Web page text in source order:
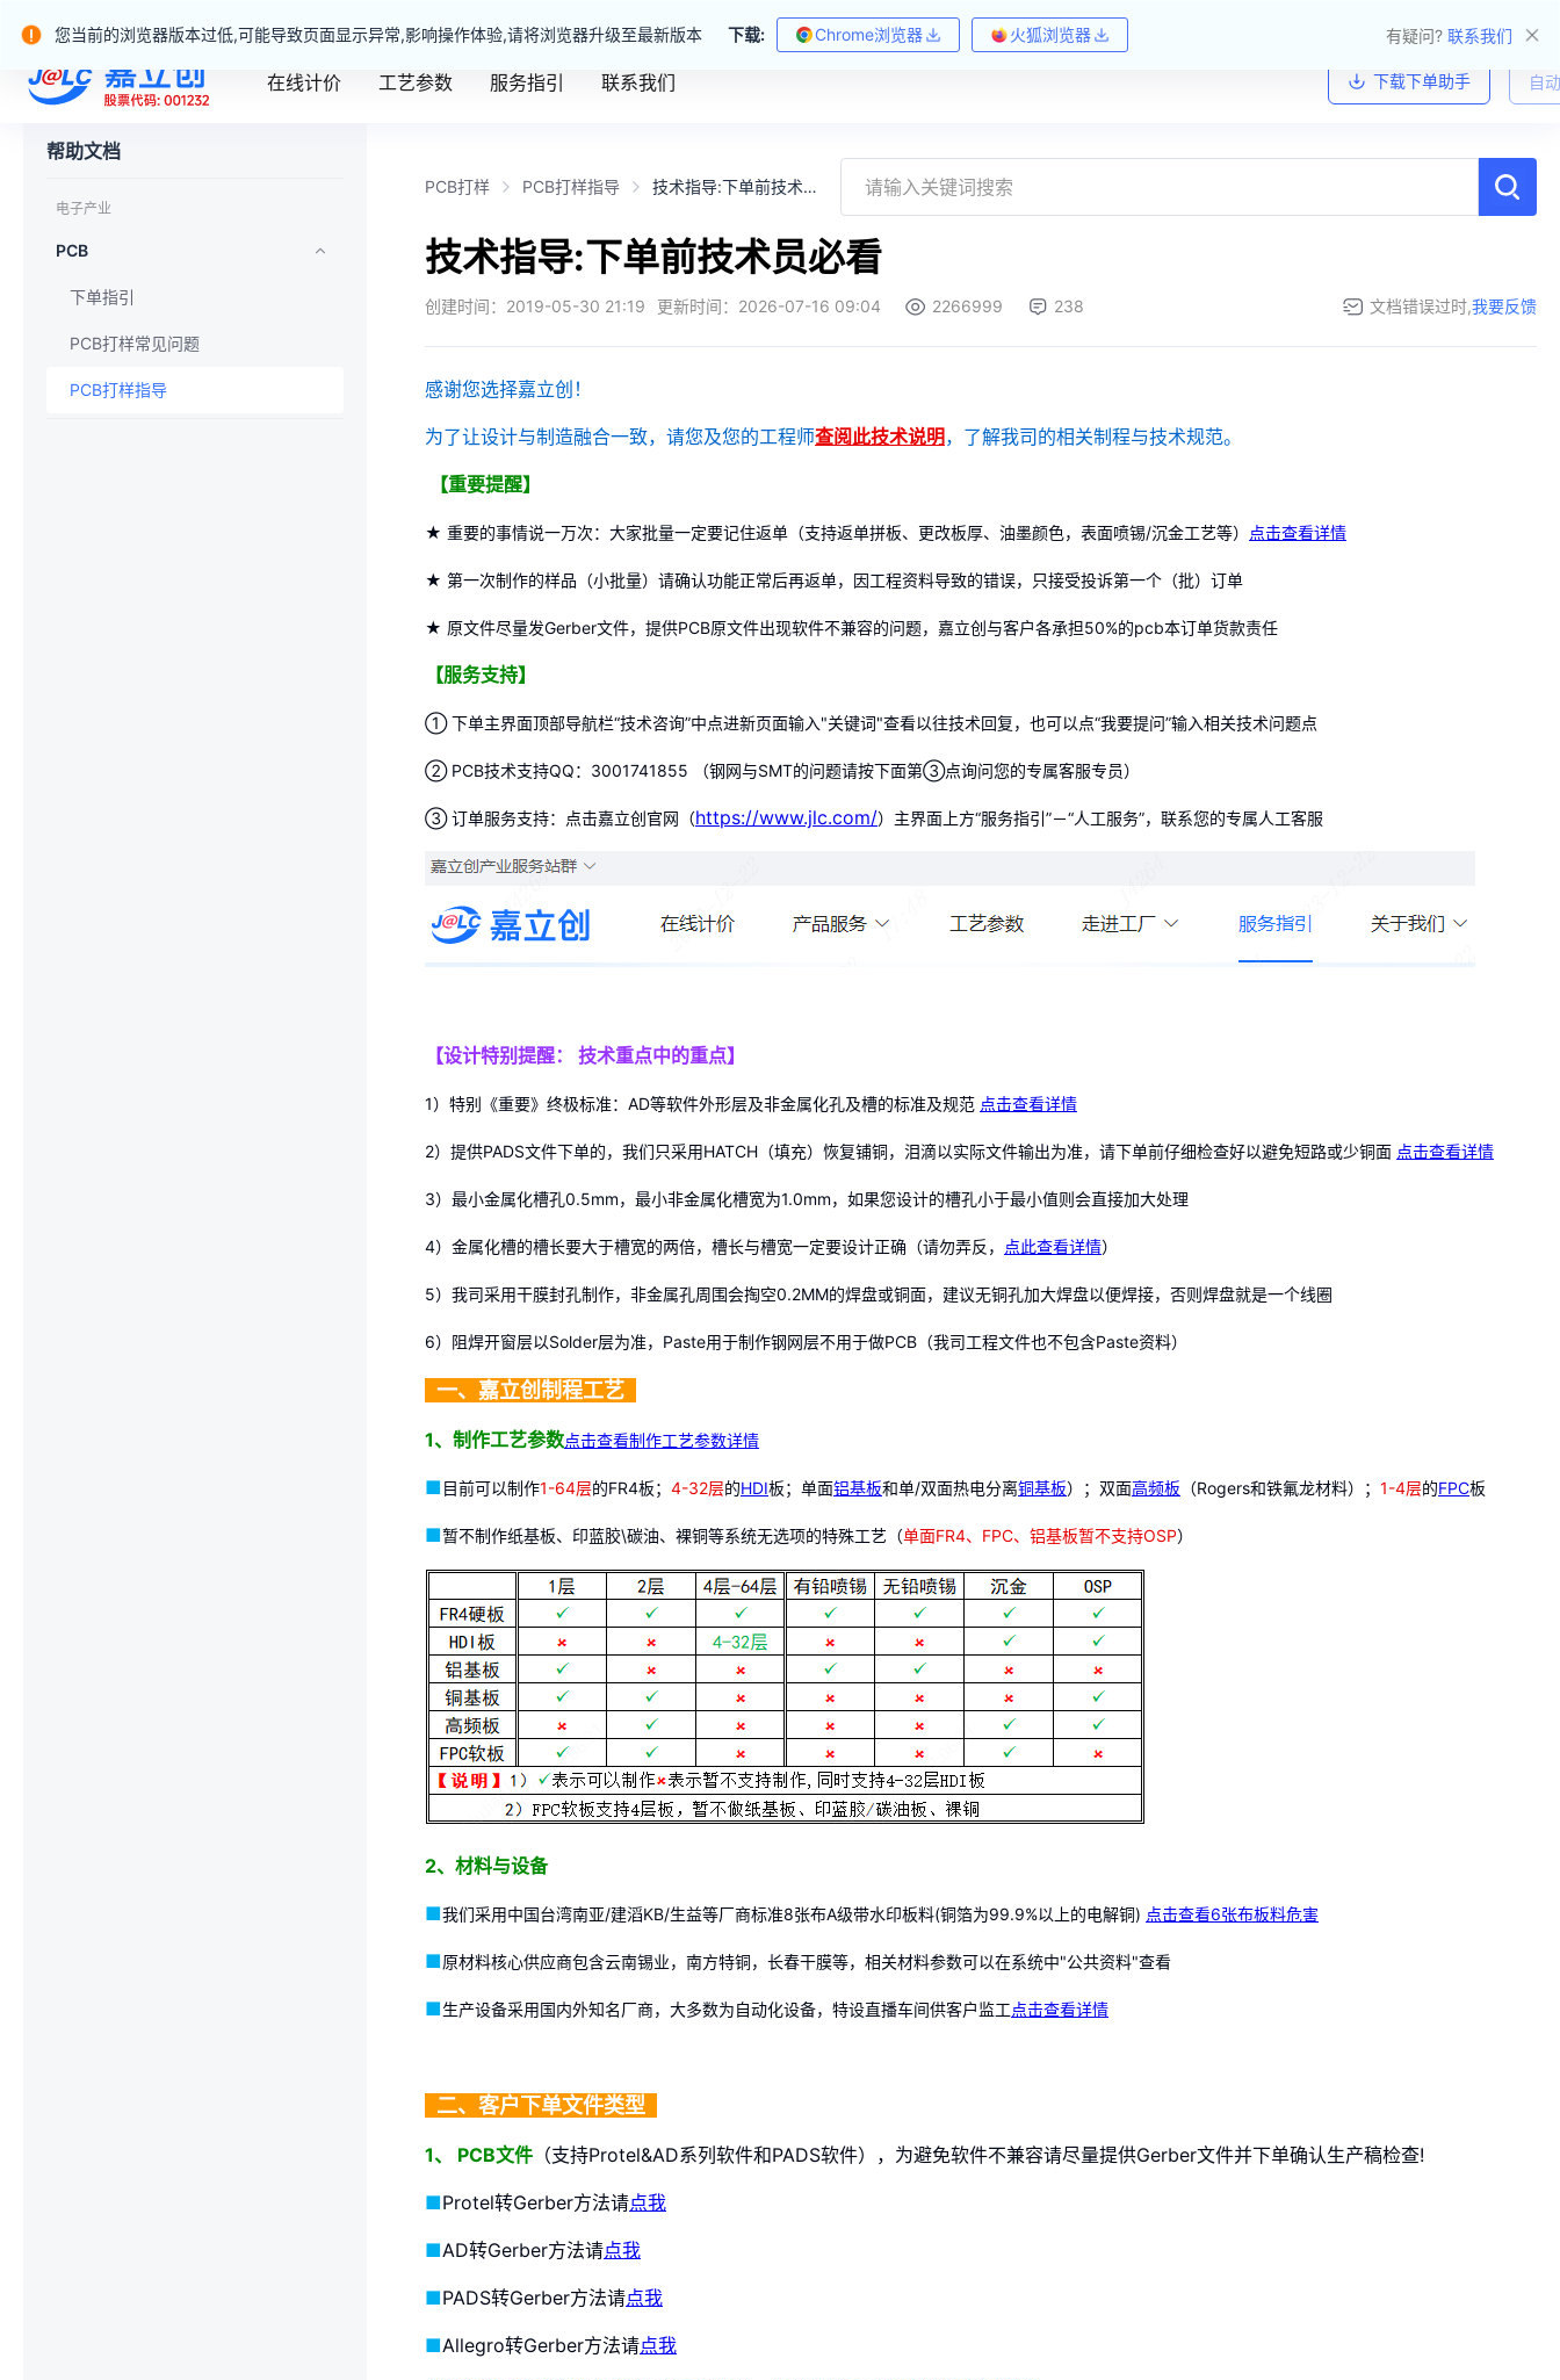
您当前的浏览器版本过低,可能导致页面显示异常,影响操作体验,请将浏览器升级至最新版本 下载: Chrome浏览器 火狐浏览器 有疑问? 联系我们
在线计价 工艺参数 服务指引 联系我们 下载下单助手 自
帮助文档
电子产业
PCB
下单指引
PCB打样常见问题
PCB打样指导
PCB打样 PCB打样指导 技术指导:下单前技术员必看
技术指导:下单前技术员必看
创建时间： 2019-05-30 21:19 更新时间： 2026-07-16 09:04 2266999 238 文档错误过时,我要反馈
感谢您选择嘉立创！
为了让设计与制造融合一致，请您及您的工程师查阅此技术说明 ，了解我司的相关制程与技术规范。
【重要提醒】
★ 重要的事情说一万次：大家批量一定要记住返单（支持返单拼板、更改板厚、油墨颜色，表面喷锡/沉金工艺等） 点击查看详情
★ 第一次制作的样品（小批量）请确认功能正常后再返单，因工程资料导致的错误，只接受投诉第一个（批）订单
★ 原文件尽量发Gerber文件，提供PCB原文件出现软件不兼容的问题，嘉立创与客户各承担50%的pcb本订单货款责任
【服务支持】
① 下单主界面顶部导航栏“技术咨询”中点进新页面输入"关键词"查看以往技术回复，也可以点“我要提问”输入相关技术问题点
② PCB技术支持QQ：3001741855 （钢网与SMT的问题请按下面第③点询问您的专属客服专员）
③ 订单服务支持：点击嘉立创官网（https://www.jlc.com/）主界面上方“服务指引”－“人工服务”，联系您的专属人工客服
【设计特别提醒： 技术重点中的重点】
1）特别《重要》终极标准：AD等软件外形层及非金属化孔及槽的标准及规范 点击查看详情
2）提供PADS文件下单的，我们只采用HATCH（填充）恢复铺铜，泪滴以实际文件输出为准，请下单前仔细检查好以避免短路或少铜面 点击查看详情
3）最小金属化槽孔0.5mm，最小非金属化槽宽为1.0mm，如果您设计的槽孔小于最小值则会直接加大处理
4）金属化槽的槽长要大于槽宽的两倍，槽长与槽宽一定要设计正确（请勿弄反， 点此查看详情）
5）我司采用干膜封孔制作，非金属孔周围会掏空0.2MM的焊盘或铜面，建议无铜孔加大焊盘以便焊接，否则焊盘就是一个线圈
6）阻焊开窗层以Solder层为准，Paste用于制作钢网层不用于做PCB（我司工程文件也不包含Paste资料）
一、嘉立创制程工艺
1、制作工艺参数点击查看制作工艺参数详情
■目前可以制作1-64层的FR4板； 4-32层的HDI板；单面铝基板和单/双面热电分离铜基板）；双面高频板 （Rogers和铁氟龙材料）； 1-4层的FPC板
■暂不制作纸基板、印蓝胶\碳油、裸铜等系统无选项的特殊工艺（单面FR4、FPC、铝基板暂不支持OSP）
2、材料与设备
■我们采用中国台湾南亚/建滔KB/生益等厂商标准8张布A级带水印板料(铜箔为99.9%以上的电解铜) 点击查看6张布板料危害
■原材料核心供应商包含云南锡业，南方特铜，长春干膜等，相关材料参数可以在系统中"公共资料"查看
■生产设备采用国内外知名厂商，大多数为自动化设备，特设直播车间供客户监工点击查看详情
二、客户下单文件类型
1、 PCB文件 （支持Protel&AD系列软件和PADS软件），为避免软件不兼容请尽量提供Gerber文件并下单确认生产稿检查!
■Protel转Gerber方法请点我
■AD转Gerber方法请点我
■PADS转Gerber方法请点我
■Allegro转Gerber方法请点我